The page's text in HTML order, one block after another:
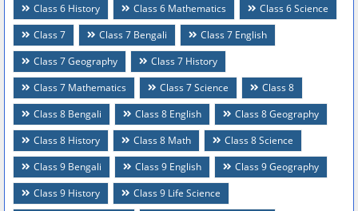
Class 6 History
Class 6 Mathematics
Class 6 Science
Class 7
Class 7 Bengali
Class 7 English
Class 7 Geography
Class 7 History
Class 7 Mathematics
Class 7 Science
Class 8
Class 8 Bengali
Class 8 English
Class 8 Geography
Class 8 History
Class 8 Math
Class 8 Science
Class 9 Bengali
Class 9 English
Class 9 Geography
Class 9 History
Class 9 Life Science